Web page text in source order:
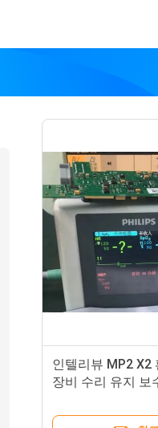
인텔리뷰 MP2 X2
장비 수리 유지 보